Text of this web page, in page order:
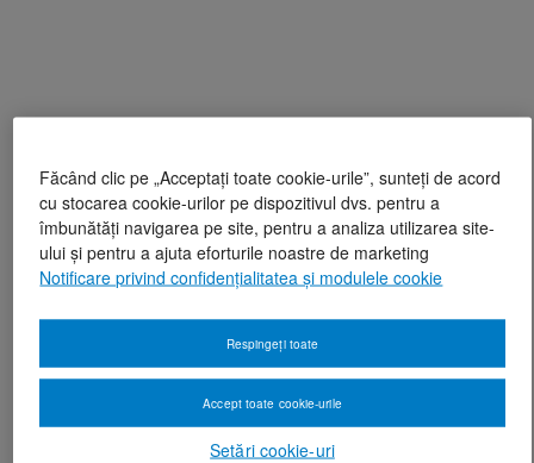
Făcând clic pe „Acceptați toate cookie-urile”, sunteți de acord
cu stocarea cookie-urilor pe dispozitivul dvs. pentru a
îmbunătăți navigarea pe site, pentru a analiza utilizarea site-
ului și pentru a ajuta eforturile noastre de marketing
Notificare privind confidențialitatea și modulele cookie
Setări cookie-uri
Respingeți toate
Accept toate cookie-urile